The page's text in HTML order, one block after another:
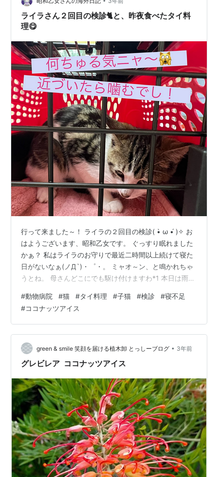
ライラさん２回目の検診🐈と、昨夜食べたタイ料
理😋
行って来ました～！ ライラの２回目の検診( •̀ ω •́ )✧ お
はようございます、昭和乙女です。 ぐっすり眠れました
かぁ？ 私はライラのお守りで最近二時間以上続けて寝た
日がないなぁ(ノД`)・゜・。 ミャオ～ン、と鳴かれちゃ
うとね。 母さんどこにでも駆け付けますわ*1 本日は雨も
んで病院へ、、、行くわけがなかった(;´Д｀) 嫌じゃ嫌じ
ゃ～としり込みするプリンセスをキャリーバッグに押し
込んで病院へ。 罪悪感１０００％。 🎵君は１０００％～
好きだよ～♪ 、、、なんて歌が大昔に流行ってましたっけ
（年バレ）(;´▽｀A`` 確か、カルロストシキ…
#動物病院 #猫 #タイ料理 #子猫 #検診 #寝不足
#ココナッツアイス
green & smile 笑顔を届ける植木卸 とっしーブログ • 3年前
グレビレア ココナッツアイス